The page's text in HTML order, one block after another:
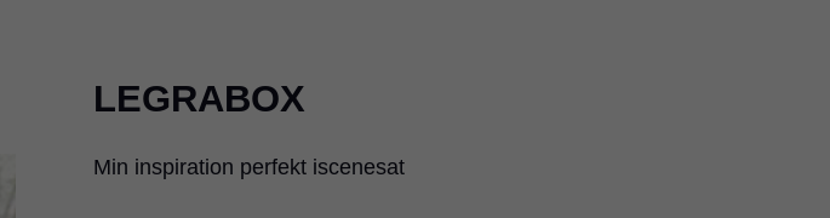
LEGRABOX
Min inspiration perfekt iscenesat